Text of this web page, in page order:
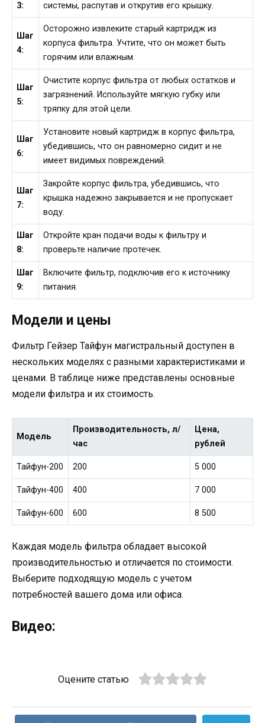
3:
системы, распутав и открутив его крышку.
Шаг
4:
Осторожно извлеките старый картридж из
корпуса фильтра. Учтите, что он может быть
горячим или влажным.
Шаг
5:
Очистите корпус фильтра от любых остатков и
загрязнений. Используйте мягкую губку или
тряпку для этой цели.
Шаг
6:
Установите новый картридж в корпус фильтра,
убедившись, что он равномерно сидит и не
имеет видимых повреждений.
Шаг
7:
Закройте корпус фильтра, убедившись, что
крышка надежно закрывается и не пропускает
воду.
Шаг
8:
Откройте кран подачи воды к фильтру и
проверьте наличие протечек.
Шаг
9:
Включите фильтр, подключив его к источнику
питания.
Модели и цены
Фильтр Гейзер Тайфун магистральный доступен в
нескольких моделях с разными характеристиками и
ценами. В таблице ниже представлены основные
модели фильтра и их стоимость.
Модель
Производительность, л/
час
Цена,
рублей
Тайфун-200 200 5 000
Тайфун-400 400 7 000
Тайфун-600 600 8 500
Каждая модель фильтра обладает высокой
производительностью и отличается по стоимости.
Выберите подходящую модель с учетом
потребностей вашего дома или офиса.
Видео:
Оцените статью